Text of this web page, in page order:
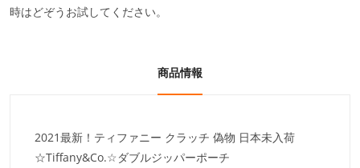
時はどぞうお試してください。
商品情報
2021最新！ティファニー クラッチ 偽物 日本未入荷
☆Tiffany&Co.☆ダブルジッパーポーチ